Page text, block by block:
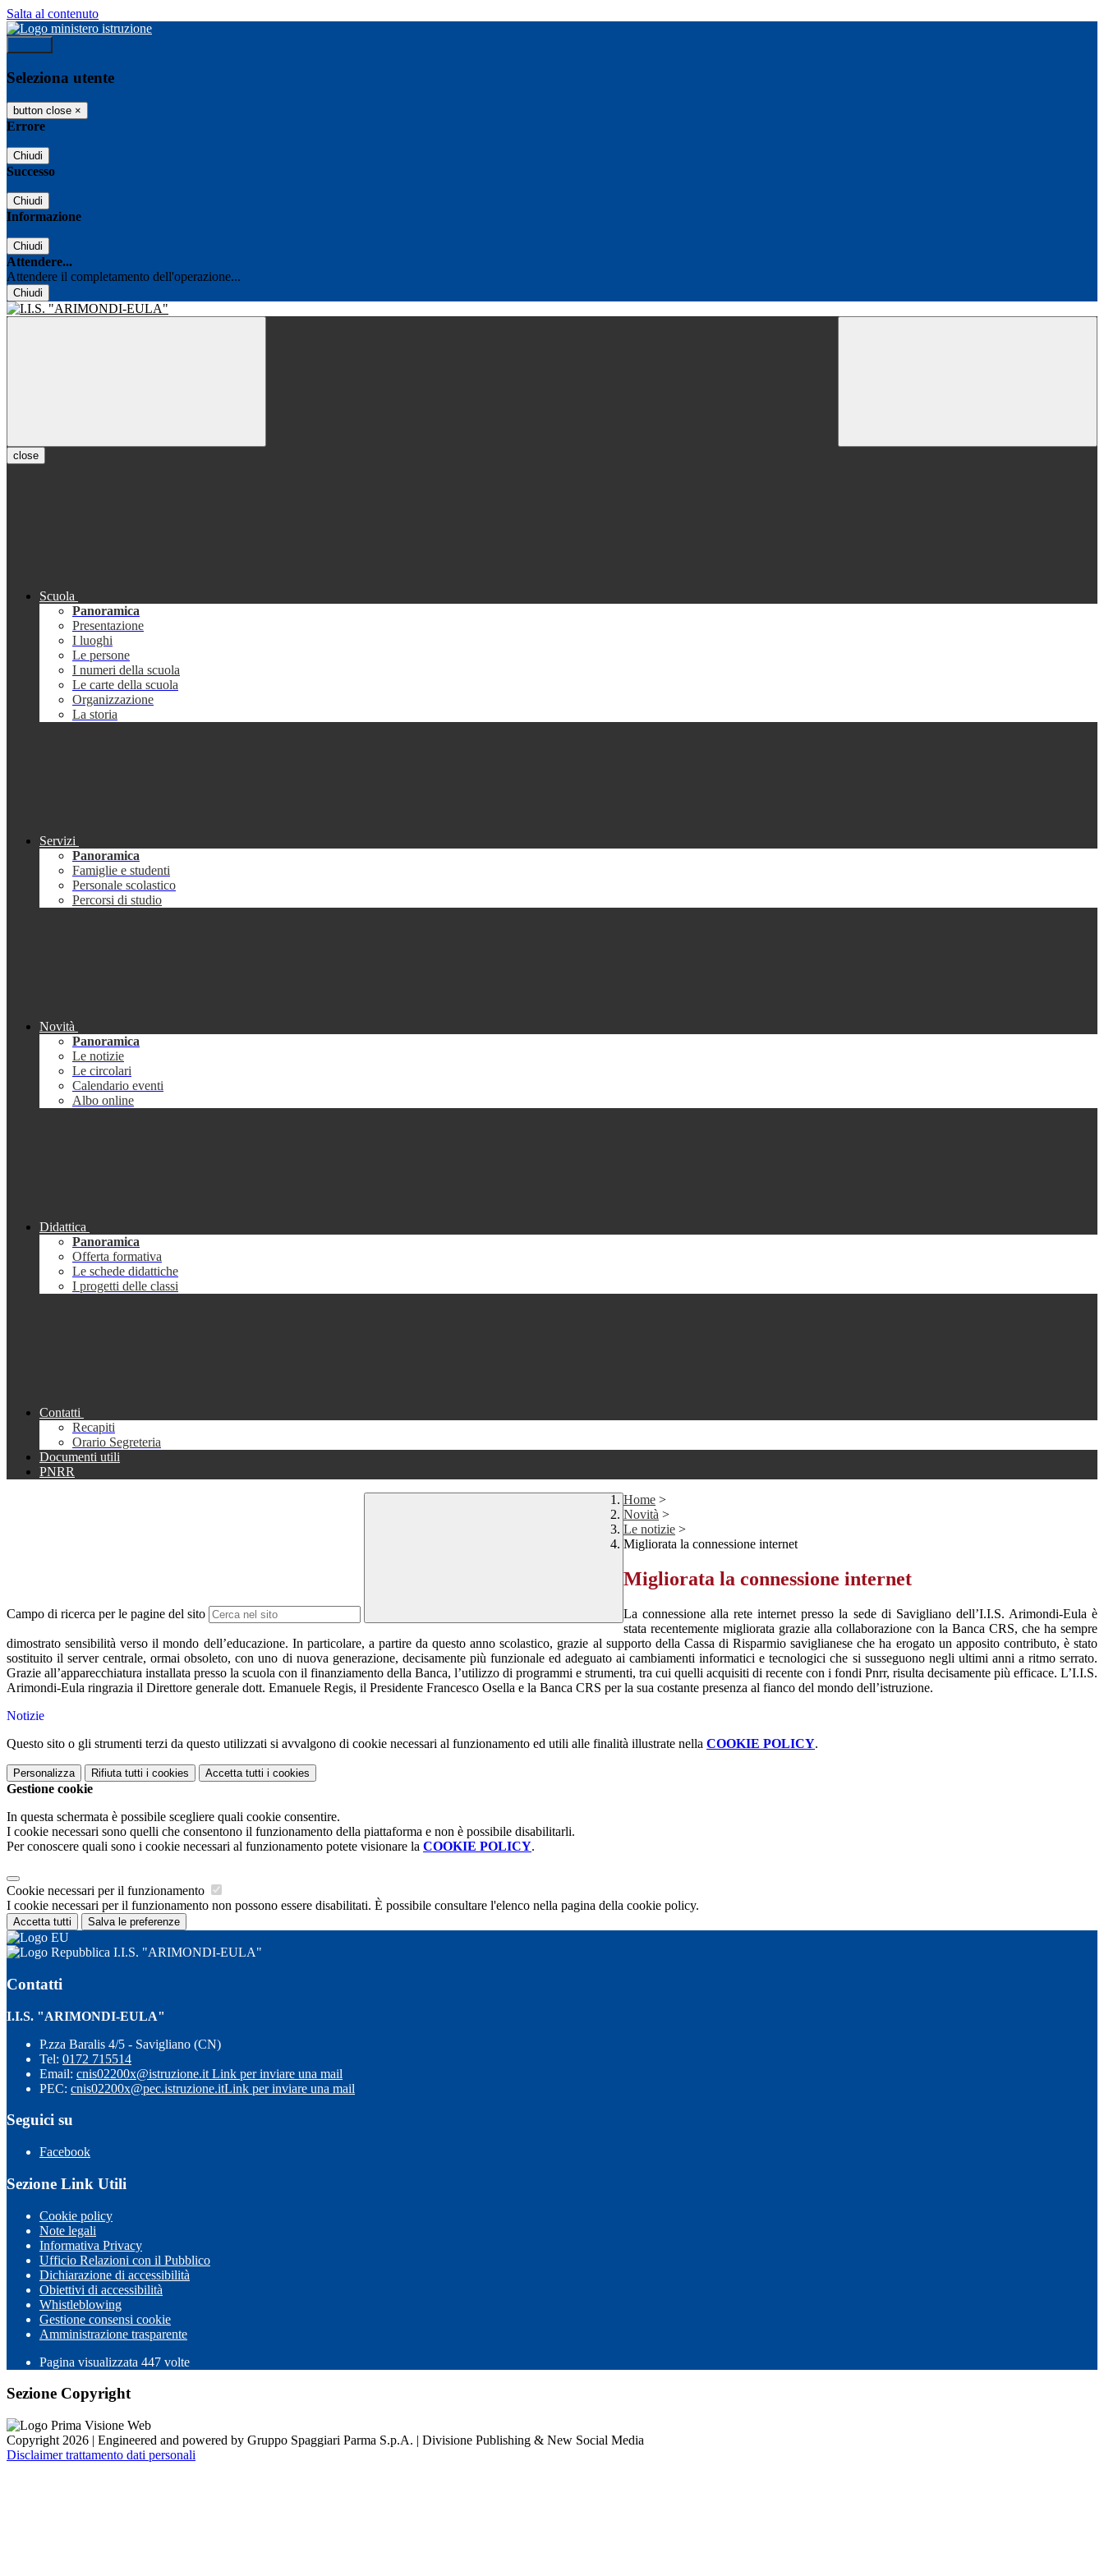
Salta al contenuto
Seleziona utente
button close ×
Errore
Chiudi
Successo
Chiudi
Informazione
Chiudi
Attendere...
Attendere il completamento dell'operazione...
Chiudi
close
Scuola
Panoramica
Presentazione
I luoghi
Le persone
I numeri della scuola
Le carte della scuola
Organizzazione
La storia
Servizi
Panoramica
Famiglie e studenti
Personale scolastico
Percorsi di studio
Novità
Panoramica
Le notizie
Le circolari
Calendario eventi
Albo online
Didattica
Panoramica
Offerta formativa
Le schede didattiche
I progetti delle classi
Contatti
Recapiti
Orario Segreteria
Documenti utili
PNRR
Campo di ricerca per le pagine del sito
Home >
Novità >
Le notizie >
Migliorata la connessione internet
Migliorata la connessione internet
La connessione alla rete internet presso la sede di Savigliano dell’I.I.S. Arimondi-Eula è
stata recentemente migliorata grazie alla collaborazione con la Banca CRS, che ha sempre
dimostrato sensibilità verso il mondo dell’educazione. In particolare, a partire da questo anno scolastico, grazie al supporto della Cassa diRisparmio saviglianese che ha erogato un apposito contributo, è stato
sostituito il server centrale, ormaiobsoleto, con uno di nuova generazione, decisamente più funzionale ed adeguato ai cambiamentiinformatici e tecnologici che si susseguono negli ultimi anni a ritmo serrato.
Grazie all’apparecchiatura installata presso la scuola con il finanziamento della Banca, l’utilizzo di programmi e strumenti, tra cui quelli acquisiti di recente con i fondi Pnrr, risulta decisamente più efficace. L’I.I.S.
Arimondi-Eula ringrazia il Direttore generale dott. Emanuele Regis, il Presidente Francesco Osella e la Banca CRS per la sua costante presenza al fianco del mondo dell’istruzione.
Notizie
Questo sito o gli strumenti terzi da questo utilizzati si avvalgono di cookie necessari al funzionamento ed utili alle finalità illustrate nella COOKIE POLICY.
Personalizza Rifiuta tutti i cookies Accetta tutti i cookies
Gestione cookie
In questa schermata è possibile scegliere quali cookie consentire.
I cookie necessari sono quelli che consentono il funzionamento della piattaforma e non è possibile disabilitarli.
Per conoscere quali sono i cookie necessari al funzionamento potete visionare la COOKIE POLICY.
Cookie necessari per il funzionamento
I cookie necessari per il funzionamento non possono essere disabilitati. È possibile consultare l'elenco nella pagina della cookie policy.
Accetta tutti Salva le preferenze
I.I.S. "ARIMONDI-EULA"
Contatti
I.I.S. "ARIMONDI-EULA"
P.zza Baralis 4/5 - Savigliano (CN)
Tel: 0172 715514
Email: cnis02200x@istruzione.it Link per inviare una mail
PEC: cnis02200x@pec.istruzione.itLink per inviare una mail
Seguici su
Facebook
Sezione Link Utili
Cookie policy
Note legali
Informativa Privacy
Ufficio Relazioni con il Pubblico
Dichiarazione di accessibilità
Obiettivi di accessibilità
Whistleblowing
Gestione consensi cookie
Amministrazione trasparente
Pagina visualizzata 447 volte
Sezione Copyright
Copyright 2026 | Engineered and powered by Gruppo Spaggiari Parma S.p.A. | Divisione Publishing & New Social Media
Disclaimer trattamento dati personali